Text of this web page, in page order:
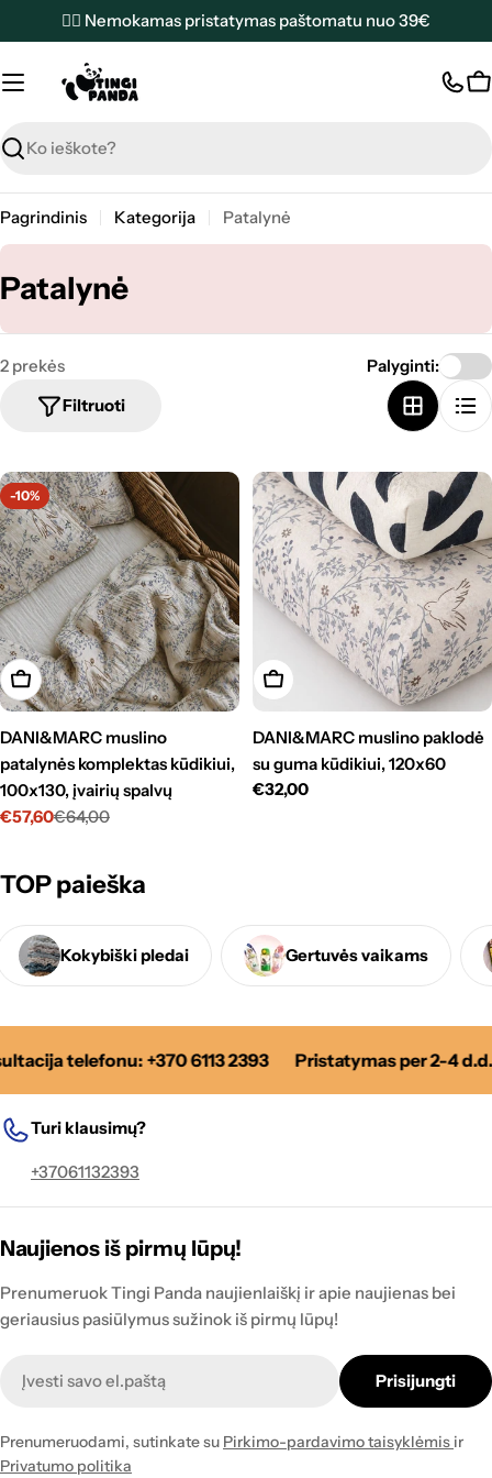
prie
✌🏼 Nemokamas pristatymas paštomatu nuo 39€
Paieška
Pagrindinis Kategorija Patalynė
K
a
t
o
r
i
j
a
:
Patalynė
2 prekės
Filtruoti
Palyginti:
-10%
Pasirinkti
DANI&MARC muslino
patalynės komplektas kūdikiui,
100x130, įvairių spalvų
Kaina
€57,60
Standartinė
€64,00
Pasirinkti
DANI&MARC muslino paklodė
su guma kūdikiui, 120x60
Standartinė
€32,00
TOP paieška
Kokybiški pledai Gertuvės vaikams
telefonu: +370 6113 2393 Pristatymas per 2-4 d.d.
Turi klausimų?
+37061132393
Naujienos iš pirmų lūpų!
Prenumeruok Tingi Panda naujienlaiškį ir apie naujienas bei
geriausius pasiūlymus sužinok iš pirmų lūpų!
Prisijungti
Prenumeruodami, sutinkate su Pirkimo-pardavimo taisyklėmis ir
Privatumo politika